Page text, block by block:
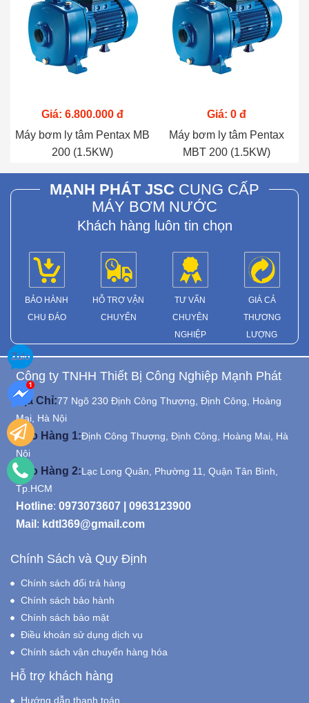
Giá: 6.800.000 đ
Máy bơm ly tâm Pentax MB
200 (1.5KW)
Giá: 0 đ
Máy bơm ly tâm Pentax
MBT 200 (1.5KW)
MẠNH PHÁT JSC CUNG CẤP
MÁY BƠM NƯỚC
Khách hàng luôn tin chọn
BẢO HÀNH
CHU ĐÁO
HỖ TRỢ VẬN
CHUYỂN
TƯ VẤN
CHUYÊN
NGHIỆP
GIÁ CẢ
THƯƠNG
LƯỢNG
Công ty TNHH Thiết Bị Công Nghiệp Mạnh Phát
Địa Chỉ:77 Ngõ 230 Định Công Thượng, Định Công, Hoàng
Mai, Hà Nội
Kho Hàng 1:Định Công Thượng, Định Công, Hoàng Mai, Hà
Nội
Kho Hàng 2:Lạc Long Quân, Phường 11, Quận Tân Bình,
Tp.HCM
Hotline: 0973073607
0963123900
Mail : kdtl369@gmail.com
Chính Sách và Quy Định
Chính sách đổi trả hàng
Chính sách bảo hành
Chính sách bảo mật
Điều khoản sử dụng dịch vụ
Chính sách vận chuyển hàng hóa
Hỗ trợ khách hàng
Hướng dẫn thanh toán